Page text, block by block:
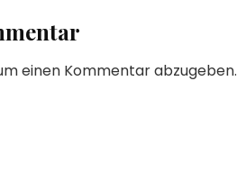
einen Kommentar abzugeben.